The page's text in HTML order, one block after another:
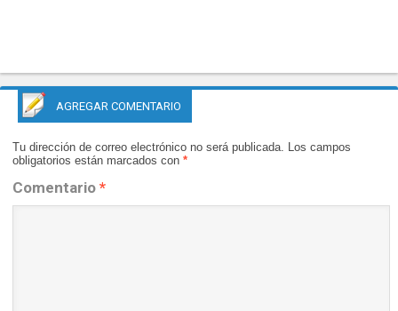
AGREGAR COMENTARIO
Tu dirección de correo electrónico no será publicada. Los campos
obligatorios están marcados con *
Comentario *